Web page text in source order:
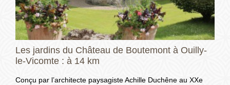
Les jardins du Château de Boutemont à Ouilly-
le-Vicomte : à 14 km
Conçu par l’architecte paysagiste Achille Duchêne au XXe